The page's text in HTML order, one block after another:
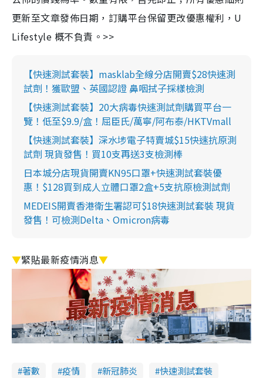
更新至文章發佈日期，訂購平台保留更改優惠權利，U
Lifestyle 概不負責。>>
【快速測試套裝】masklab全線分店開賣$28快速測
試劑！獲歐盟、英國認證 鼻咽拭子採樣檢測
【快速測試套裝】20大病毒快速測試劑購買平台一
覽！低至$9.9/盒！屈臣氏/萬寧/阿布泰/HKTVmall
【快速測試套裝】深水埗電子特賣城$15快速抗原測
試劑 現貨發售！買10支再送3支檢測棒
日本城分店現貨開賣KN95口罩+快速測試套裝優
惠！$128買到成人立體口罩2盒+5支抗原檢測試劑
MEDEIS開賣香港衛生署認可$18快速測試套裝 現貨
發售！可檢測Delta、Omicron病毒
▼緊貼最新疫情消息▼
著數 疫情 新冠肺炎
快速測試套裝